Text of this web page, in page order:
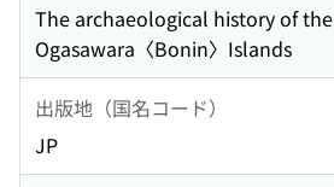
The archaeological history of the
Ogasawara〈Bonin〉Islands
出版地（国名コード）
JP